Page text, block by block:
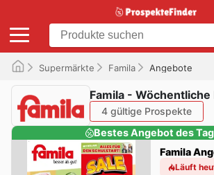
Supermärkte Famila Angebote
Famila -
4 gültige Prospekte
Bestes Angebot des
Famila
Läuft